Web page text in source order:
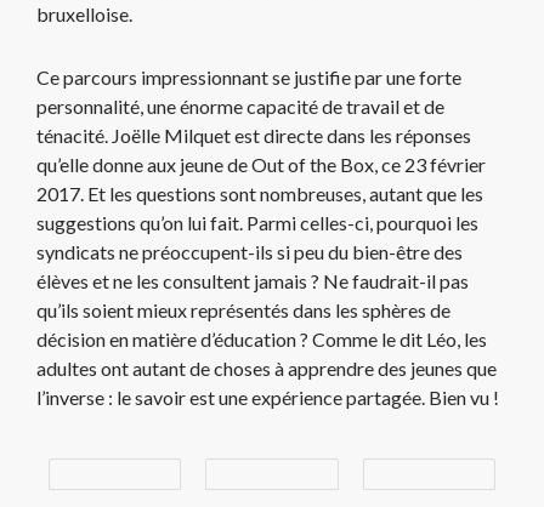
bruxelloise.
Ce parcours impressionnant se justifie par une forte
personnalité, une énorme capacité de travail et de
ténacité. Joëlle Milquet est directe dans les réponses
qu’elle donne aux jeune de Out of the Box, ce 23 février
2017. Et les questions sont nombreuses, autant que les
suggestions qu’on lui fait. Parmi celles-ci, pourquoi les
syndicats ne préoccupent-ils si peu du bien-être des
élèves et ne les consultent jamais ? Ne faudrait-il pas
qu’ils soient mieux représentés dans les sphères de
décision en matière d’éducation ? Comme le dit Léo, les
adultes ont autant de choses à apprendre des jeunes que
l’inverse : le savoir est une expérience partagée. Bien vu !